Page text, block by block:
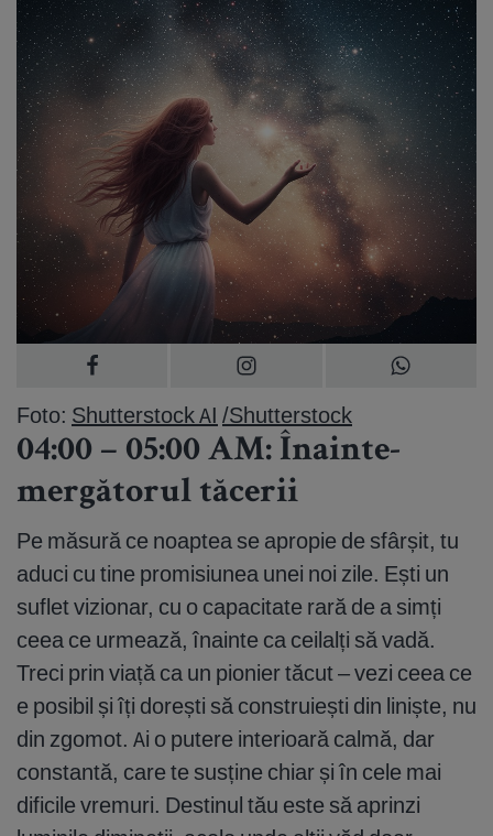
Foto: Shutterstock AI /Shutterstock
04:00 – 05:00 AM: Înainte-
mergătorul tăcerii
Pe măsură ce noaptea se apropie de sfârșit, tu
aduci cu tine promisiunea unei noi zile. Ești un
suflet vizionar, cu o capacitate rară de a simți
ceea ce urmează, înainte ca ceilalți să vadă.
Treci prin viață ca un pionier tăcut – vezi ceea ce
e posibil și îți dorești să construiești din liniște, nu
din zgomot. Ai o putere interioară calmă, dar
constantă, care te susține chiar și în cele mai
dificile vremuri. Destinul tău este să aprinzi